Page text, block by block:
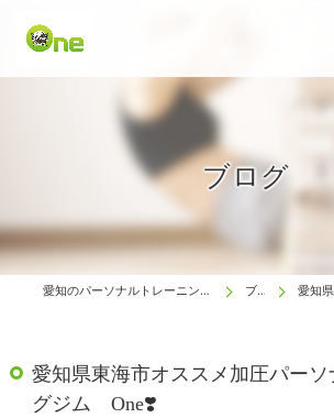
ブログ
愛知のパーソナルトレーニングは生涯動ける体研究所 One ブログ 愛知県東海
愛知県東海市オススメ加圧パー
グジム One❣️